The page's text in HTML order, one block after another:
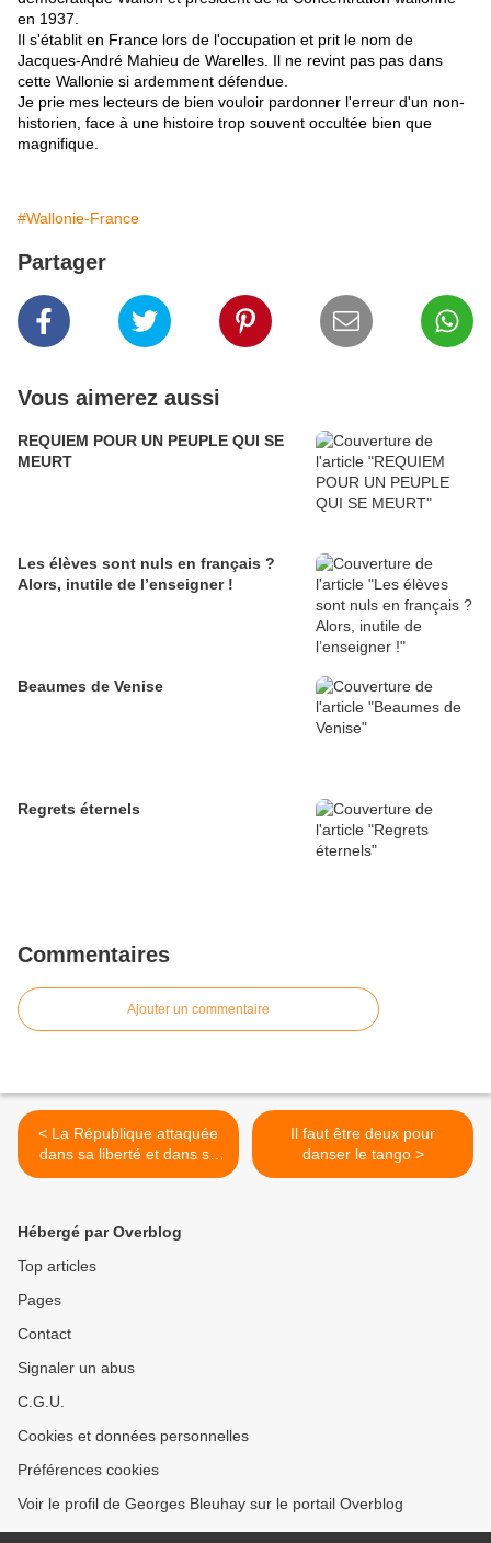
en 1937.
Il s'établit en France lors de l'occupation et prit le nom de
Jacques-André Mahieu de Warelles. Il ne revint pas pas dans
cette Wallonie si ardemment défendue.
Je prie mes lecteurs de bien vouloir pardonner l'erreur d'un non-
historien, face à une histoire trop souvent occultée bien que
magnifique.
#Wallonie-France
Partager
Vous aimerez aussi
REQUIEM POUR UN PEUPLE QUI SE
MEURT
Les élèves sont nuls en français ?
Alors, inutile de l’enseigner !
Beaumes de Venise
Regrets éternels
Commentaires
Ajouter un commentaire
< La République attaquée
dans sa liberté et dans sa
dignité
Il faut être deux pour
danser le tango >
Hébergé par Overblog
Top articles
Pages
Contact
Signaler un abus
C.G.U.
Cookies et données personnelles
Préférences cookies
Voir le profil de Georges Bleuhay sur le portail Overblog